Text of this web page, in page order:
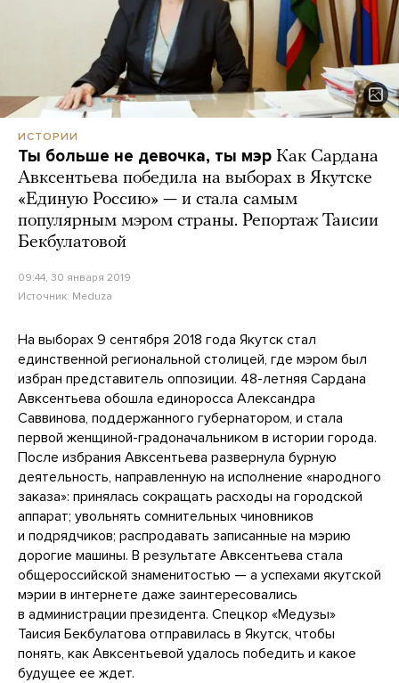
ИСТОРИИ
Ты больше не девочка, ты мэр Как Сардана
Авксентьева победила на выборах в Якутске
«Единую Россию» — и стала самым
популярным мэром страны. Репортаж Таисии
Бекбулатовой
09:44, 30 января 2019
Источник: Meduza
На выборах 9 сентября 2018 года Якутск стал
единственной региональной столицей, где мэром был
избран представитель оппозиции. 48-летняя Сардана
Авксентьева обошла единоросса Александра
Саввинова, поддержанного губернатором, и стала
первой женщиной-градоначальником в истории города.
После избрания Авксентьева развернула бурную
деятельность, направленную на исполнение «народного
заказа»: принялась сокращать расходы на городской
аппарат; увольнять сомнительных чиновников
и подрядчиков; распродавать записанные на мэрию
дорогие машины. В результате Авксентьева стала
общероссийской знаменитостью — а успехами якутской
мэрии в интернете даже заинтересовались
в администрации президента. Спецкор «Медузы»
Таисия Бекбулатова отправилась в Якутск, чтобы
понять, как Авксентьевой удалось победить и какое
будущее ее ждет.